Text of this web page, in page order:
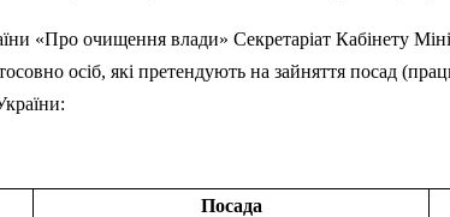
«Про очищення влади» Секретаріат Кабінету
осіб, які претендують на зайняття посад
Посада